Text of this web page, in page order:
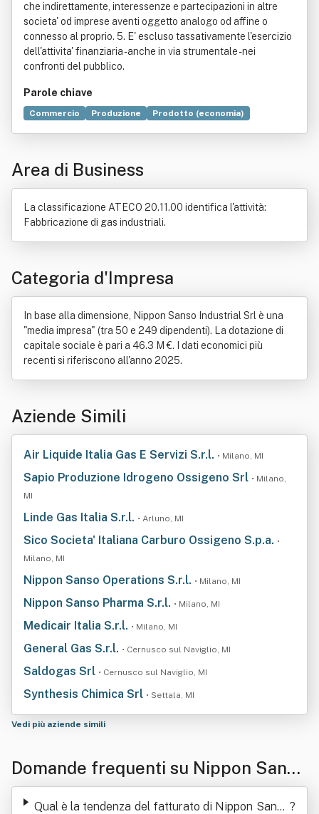
che indirettamente, interessenze e partecipazioni in altre
societa' od imprese aventi oggetto analogo od affine o
connesso al proprio. 5. E' escluso tassativamente l'esercizio
dell'attivita' finanziaria - anche in via strumentale - nei
confronti del pubblico.
Parole chiave
Commercio Produzione
Prodotto (economia)
Area di Business
La classificazione ATECO 20.11.00 identifica l'attività:
Fabbricazione di gas industriali.
Categoria d'Impresa
In base alla dimensione, Nippon Sanso Industrial Srl è una
"media impresa" (tra 50 e 249 dipendenti). La dotazione di
capitale sociale è pari a 46.3 M €. I dati economici più
recenti si riferiscono all'anno 2025.
Aziende Simili
Air Liquide Italia Gas E Servizi S.r.l. • Milano, MI
Sapio Produzione Idrogeno Ossigeno Srl • Milano,
MI
Linde Gas Italia S.r.l. • Arluno, MI
Sico Societa' Italiana Carburo Ossigeno S.p.a. •
Milano, MI
Nippon Sanso Operations S.r.l. • Milano, MI
Nippon Sanso Pharma S.r.l. • Milano, MI
Medicair Italia S.r.l. • Milano, MI
General Gas S.r.l. • Cernusco sul Naviglio, MI
Saldogas Srl • Cernusco sul Naviglio, MI
Synthesis Chimica Srl • Settala, MI
Vedi più aziende simili
Domande frequenti su Nippon Sanso
Industrial Srl
Qual è la tendenza del fatturato di Nippon Sanso ?